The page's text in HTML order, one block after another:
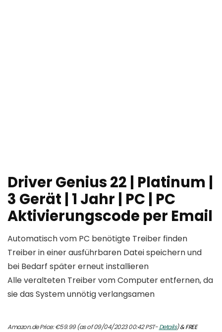
Driver Genius 22 | Platinum |
3 Gerät | 1 Jahr | PC | PC
Aktivierungscode per Email
Automatisch vom PC benötigte Treiber finden
Treiber in einer ausführbaren Datei speichern und
bei Bedarf später erneut installieren
Alle veralteten Treiber vom Computer entfernen, da
sie das System unnötig verlangsamen
Amazon.de Price:€59.99(as of 09/04/2023 00:42 PST-Details)&FREE